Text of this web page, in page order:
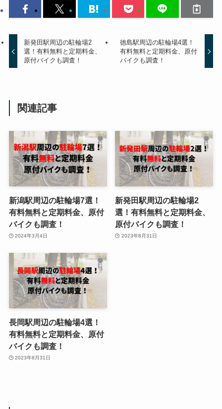
新発田駅周辺の駐輪場2
選！有料無料と定期料金、
原付バイクも調査！
徳島駅周辺の駐輪場4選！
有料無料と定期料金、原付
バイクも調査！
関連記事
新潟駅周辺の駐輪場7選！
有料無料と定期料金、原付
バイクも調査！
2024年3月4日
新発田駅周辺の駐輪場2
選！有料無料と定期料金、
原付バイクも調査！
2023年8月31日
長岡駅周辺の駐輪場4選！
有料無料と定期料金、原付
バイクも調査！
2023年8月31日